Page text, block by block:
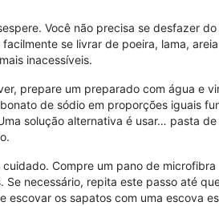
Você não precisa se desfazer
se livrar de poeira, lama,
inacessíveis.
prepare um preparado com água e
de sódio em proporções iguais
solução alternativa é usar… pasta
Compre um pano de
necessário, repita este passo até
escovar os sapatos com uma escova